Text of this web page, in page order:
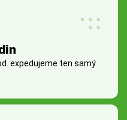
expedujeme ten samý